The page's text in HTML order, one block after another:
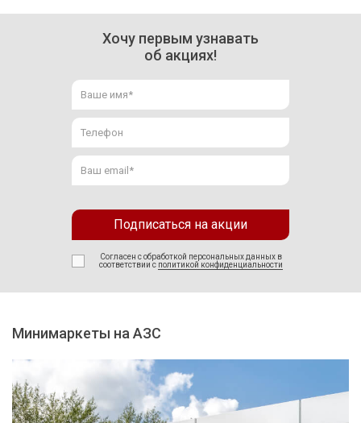
Хочу первым узнавать
об акциях!
Подписаться на акции
Согласен с обработкой персональных данных в
соответствии с политикой конфиденциальности
Минимаркеты на АЗС